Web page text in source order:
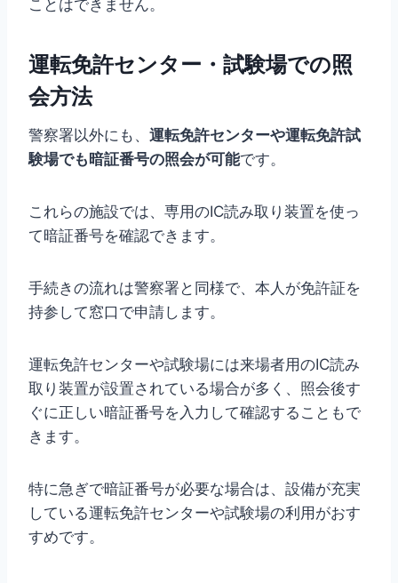
ことはできません。
運転免許センター・試験場での照
会方法
警察署以外にも、 運転免許センターや運転免許試
験場でも暗証番号の照会が可能です。
これらの施設では、専用のIC読み取り装置を使っ
て暗証番号を確認できます。
手続きの流れは警察署と同様で、本人が免許証を
持参して窓口で申請します。
運転免許センターや試験場には来場者用のIC読み
取り装置が設置されている場合が多く、照会後す
ぐに正しい暗証番号を入力して確認することもで
きます。
特に急ぎで暗証番号が必要な場合は、設備が充実
している運転免許センターや試験場の利用がおす
すめです。